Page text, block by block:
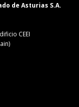
de Asturias S.A.
CEEI